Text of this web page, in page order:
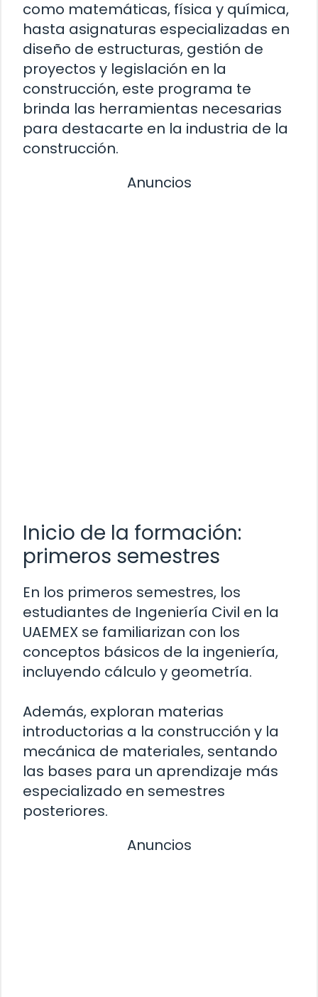
como matemáticas, física y química,
hasta asignaturas especializadas en
diseño de estructuras, gestión de
proyectos y legislación en la
construcción, este programa te
brinda las herramientas necesarias
para destacarte en la industria de la
construcción.
Anuncios
Inicio de la formación:
primeros semestres
En los primeros semestres, los
estudiantes de Ingeniería Civil en la
UAEMEX se familiarizan con los
conceptos básicos de la ingeniería,
incluyendo cálculo y geometría.
Además, exploran materias
introductorias a la construcción y la
mecánica de materiales, sentando
las bases para un aprendizaje más
especializado en semestres
posteriores.
Anuncios